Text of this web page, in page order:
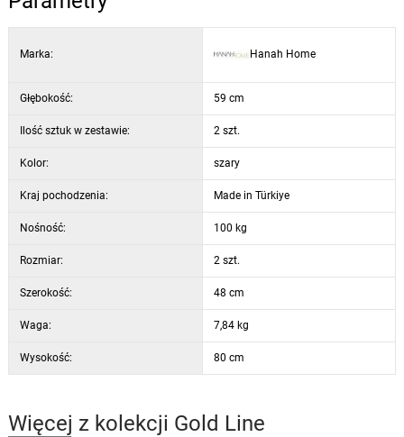
Kolor: szary i złote nogi
Marka: Hanah Home
Głębokość: 59 cm
Ilość sztuk w zestawie: 2 szt.
Kolor: szary
Kraj pochodzenia: Made in Türkiye
Nośność: 100 kg
Rozmiar: 2 szt.
Szerokość: 48 cm
Waga: 7,84 kg
Wysokość: 80 cm
Więcej z kolekcji Gold Line